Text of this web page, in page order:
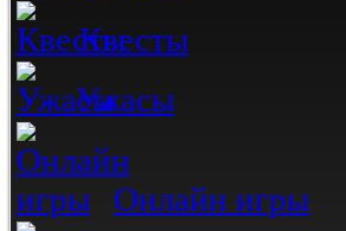
Квесты
Ужасы
Онлайн игры